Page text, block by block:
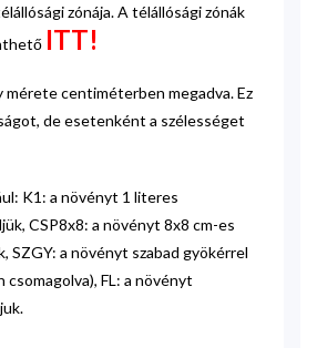
zónája. A télállósági zónák
ITT!
mérete centiméterben megadva. Ez
de esetenként a szélességet
K1: a növényt 1 literes
CSP8x8: a növényt 8x8 cm-es
SZGY: a növényt szabad gyökérrel
csomagolva), FL: a növényt